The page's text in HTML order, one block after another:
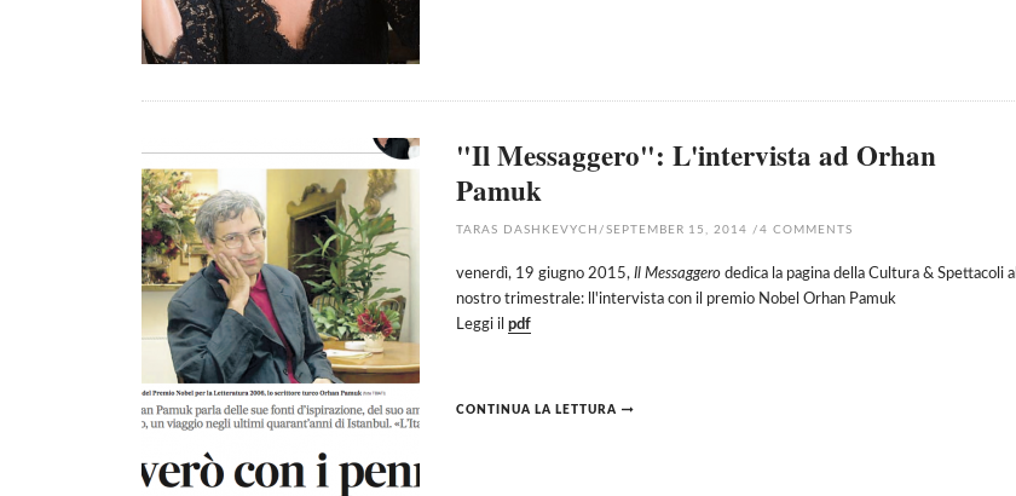
"Il Messaggero": L'intervista ad Orhan
Pamuk
TARAS DASHKEVYCH / SEPTEMBER 15, 2014 /4 COMMENTS
venerdì, 19 giugno 2015, Il Messaggero dedica la pagina della Cultura & Spettacoli al
nostro trimestrale: ll'intervista con il premio Nobel Orhan Pamuk
Leggi il pdf
CONTINUA LA LETTURA